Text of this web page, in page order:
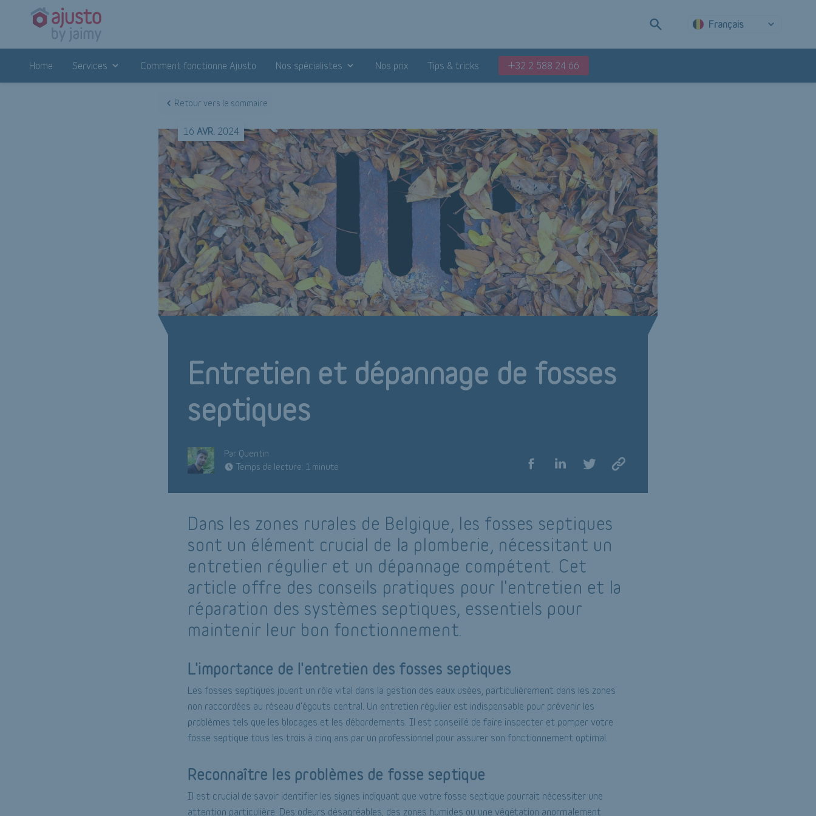
Français
Home Services Comment fonctionne Ajusto Nos spécialistes Nos prix Tips & tricks +32 2 588 24 66
Retour vers le sommaire
16 AVR. 2024
Entretien et dépannage de fosses
septiques
Par Quentin
Temps de lecture: 1 minute
Dans les zones rurales de Belgique, les fosses septiques
sont un élément crucial de la plomberie, nécessitant un
entretien régulier et un dépannage compétent. Cet
article offre des conseils pratiques pour l'entretien et la
réparation des systèmes septiques, essentiels pour
maintenir leur bon fonctionnement.
L'importance de l'entretien des fosses septiques
Les fosses septiques jouent un rôle vital dans la gestion des eaux usées, particulièrement dans les zones
non raccordées au réseau d'égouts central. Un entretien régulier est indispensable pour prévenir les
problèmes tels que les blocages et les débordements. Il est conseillé de faire inspecter et pomper votre
fosse septique tous les trois à cinq ans par un professionnel pour assurer son fonctionnement optimal.
Reconnaître les problèmes de fosse septique
Il est crucial de savoir identifier les signes indiquant que votre fosse septique pourrait nécessiter une
attention particulière. Des odeurs désagréables, des zones humides ou une végétation anormalement